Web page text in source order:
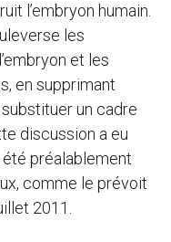
l’embryon humain.
les
et les
en supprimant
un cadre
discussion a eu
été préalablement
comme le prévoit
2011.